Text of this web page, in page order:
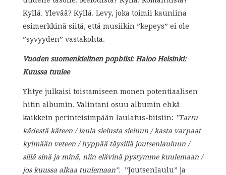
Kyllä. Ylevää? Kyllä. Levy, joka toimii kauniina
esimerkkinä siitä, että musiikin ”kepeys” ei ole
”syvyyden” vastakohta.
Vuoden suomenkielinen popbiisi: Haloo Helsinki:
Kuussa tuulee
Yhtye julkaisi toistamiseen monen potentiaalisen
hitin albumin. Valintani osuu albumin ehkä
kaikkein perinteisimpään laulatus-biisiin: ”Tartu
kädestä käteen / laula sielusta sieluun / kasta varpaat
kylmään veteen / hyppää täysillä joutsenlauluun /
sillä sinä ja minä, niin elävinä pystymme kuulemaan /
jos kuussa alkaa tuulemaan”. ”Joutsenlaulu” ja